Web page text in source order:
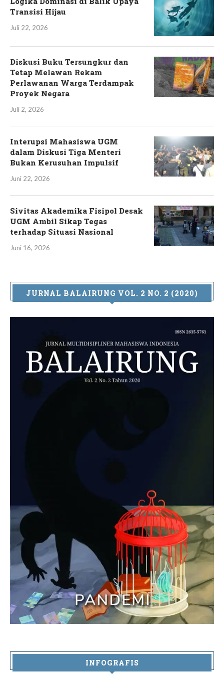
Transisi Hijau
Juli 22, 2026
Diskusi Buku Tersungkur dan
Tetap Melawan Rekam
Perlawanan Warga Terdampak
Proyek Negara
Juli 2, 2026
Interupsi Mahasiswa UGM
dalam Diskusi Tiga Menteri
Bukan Kerusuhan Impulsif
Juni 22, 2026
Sivitas Akademika Fisipol Desak
UGM Ambil Sikap Tegas
terhadap Situasi Nasional
Juni 16, 2026
JURNAL BALAIRUNG VOL. 2 NO. 2 (2020)
INFOGRAFIS